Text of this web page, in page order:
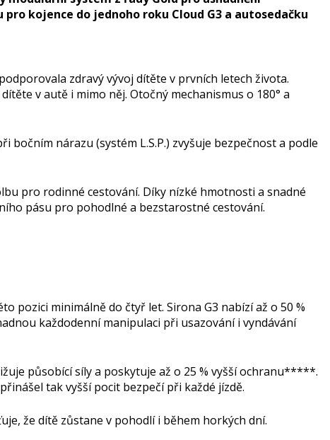
kojence do jednoho roku Cloud G3 a autosedačku
zdravý vývoj dítěte v prvních letech života.
v autě i mimo něj. Otočný mechanismus o 180° a
nárazu (systém L.S.P.) zvyšuje bezpečnost a podle
pro rodinné cestování. Díky nízké hmotnosti a snadné
pásu pro pohodlné a bezstarostné cestování.
pozici minimálně do čtyř let. Sirona G3 nabízí až o 50 %
každodenní manipulaci při usazování i vyndávání
působící síly a poskytuje až o 25 % vyšší ochranu*****.
tak vyšší pocit bezpečí při každé jízdě.
že dítě zůstane v pohodlí i během horkých dní.